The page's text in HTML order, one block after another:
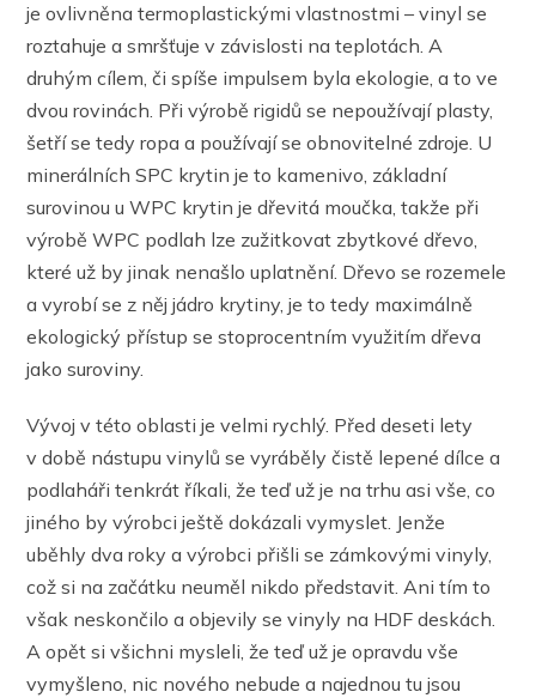
je ovlivněna termoplastickými vlastnostmi – vinyl se
roztahuje a smršťuje v závislosti na teplotách. A
druhým cílem, či spíše impulsem byla ekologie, a to ve
dvou rovinách. Při výrobě rigidů se nepoužívají plasty,
šetří se tedy ropa a používají se obnovitelné zdroje. U
minerálních SPC krytin je to kamenivo, základní
surovinou u WPC krytin je dřevitá moučka, takže při
výrobě WPC podlah lze zužitkovat zbytkové dřevo,
které už by jinak nenašlo uplatnění. Dřevo se rozemele
a vyrobí se z něj jádro krytiny, je to tedy maximálně
ekologický přístup se stoprocentním využitím dřeva
jako suroviny.
Vývoj v této oblasti je velmi rychlý. Před deseti lety
v době nástupu vinylů se vyráběly čistě lepené dílce a
podlaháři tenkrát říkali, že teď už je na trhu asi vše, co
jiného by výrobci ještě dokázali vymyslet. Jenže
uběhly dva roky a výrobci přišli se zámkovými vinyly,
což si na začátku neuměl nikdo představit. Ani tím to
však neskončilo a objevily se vinyly na HDF deskách.
A opět si všichni mysleli, že teď už je opravdu vše
vymyšleno, nic nového nebude a najednou tu jsou